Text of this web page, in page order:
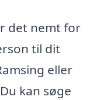
det nemt for
til dit
eller
kan søge